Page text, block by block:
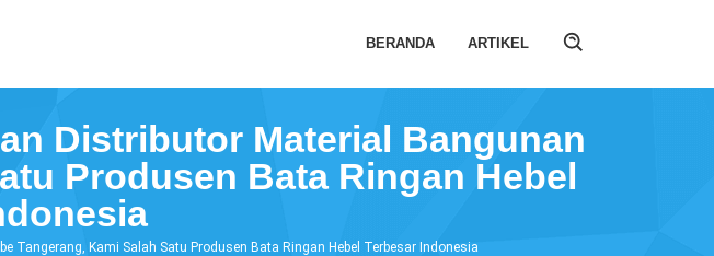
BERANDA
ARTIKEL
Distributor Material Bangunan
Produsen Bata Ringan Hebel
Tangerang, Kami Salah Satu Produsen Bata Ringan Hebel Terbesar Indonesia